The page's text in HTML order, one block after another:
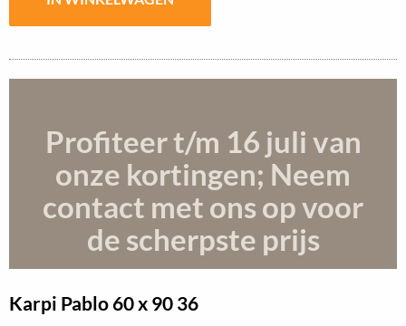
Profiteer t/m 16 juli van
onze kortingen; Neem
contact met ons op voor
de scherpste prijs
Karpi Pablo 60 x 90 36